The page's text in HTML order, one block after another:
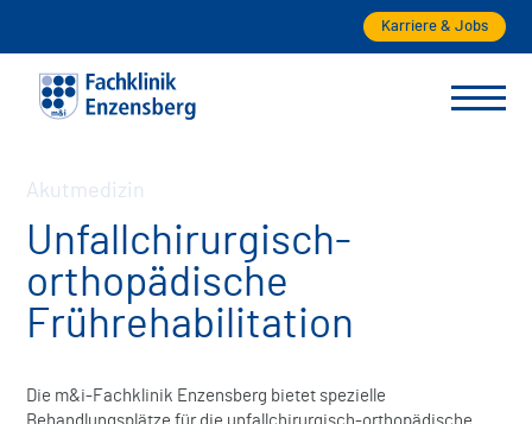
Karriere & Jobs
Akutmedizin
Unfallchirurgisch-
orthopädische
Frührehabilitation
Die m&i-Fachklinik Enzensberg bietet spezielle